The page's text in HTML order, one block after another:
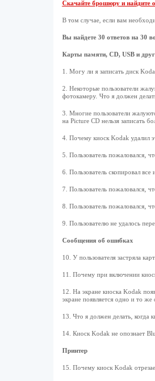
Скачайте брошюру и найдите
В том случае, если вам
Вы найдете 30 ответов на 30
Карты памяти, CD, USB и
1. Могу ли я записать диск
2. Некоторые пользователи
фотокамеру. Что я должен
3. Многие пользователи
на Picture CD нельзя записать
4. Почему киоск Kodak удалил
5. Пользователь пожаловался,
6. Пользователь скопировал
7. Пользователь пожаловался,
8. Пользователь пожаловался,
9. Пользователю не удалось
Сообщения об ошибках
10. У пользователя застряла
11. Почему при включении
12. На экране киоска Kodak
экране появляется одно и то
13. Что я должен делать, когда
14. Киоск Kodak не опознает
Принтер
15. Почему киоск Kodak